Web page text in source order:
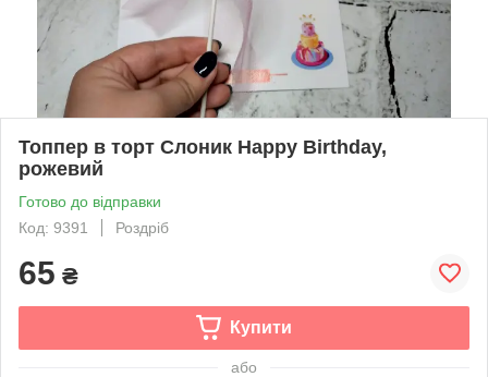
Топпер в торт Слоник Happy Birthday,
рожевий
Готово до відправки
Код: 9391
Роздріб
65 ₴
Купити
або